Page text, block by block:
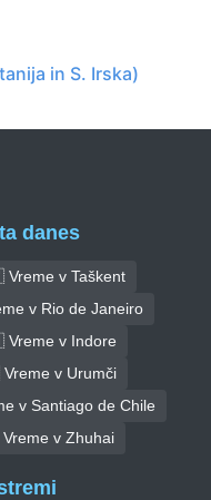
in S. Irska)
danes
v Taškent
v Rio de Janeiro
v Indore
v Urumči
v Santiago de Chile
v Zhuhai